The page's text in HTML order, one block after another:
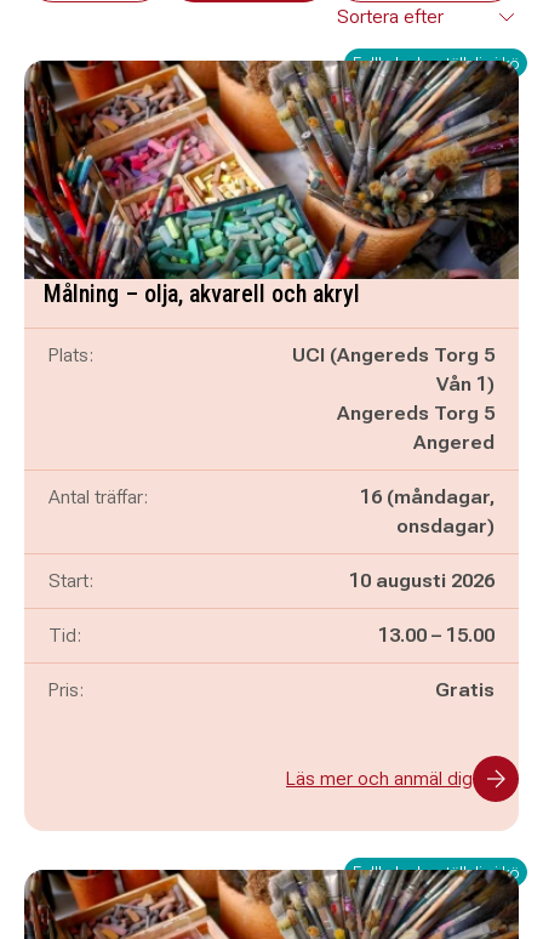
Fullbokad – ställ dig i kö
Målning – olja, akvarell och akryl
Plats:
UCI (Angereds Torg 5
Vån 1)
Angereds Torg 5
Angered
Antal träffar:
16 (måndagar,
onsdagar)
Start: 10 augusti 2026
Tid: Pågår mellan
13.00 – och
15.00
Pris: Gratis
Läs mer och anmäl dig
Fullbokad – ställ dig i kö